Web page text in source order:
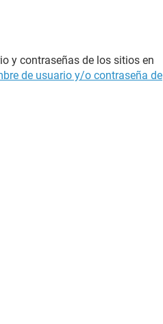
y contraseñas de los sitios en
de usuario y/o contraseña de